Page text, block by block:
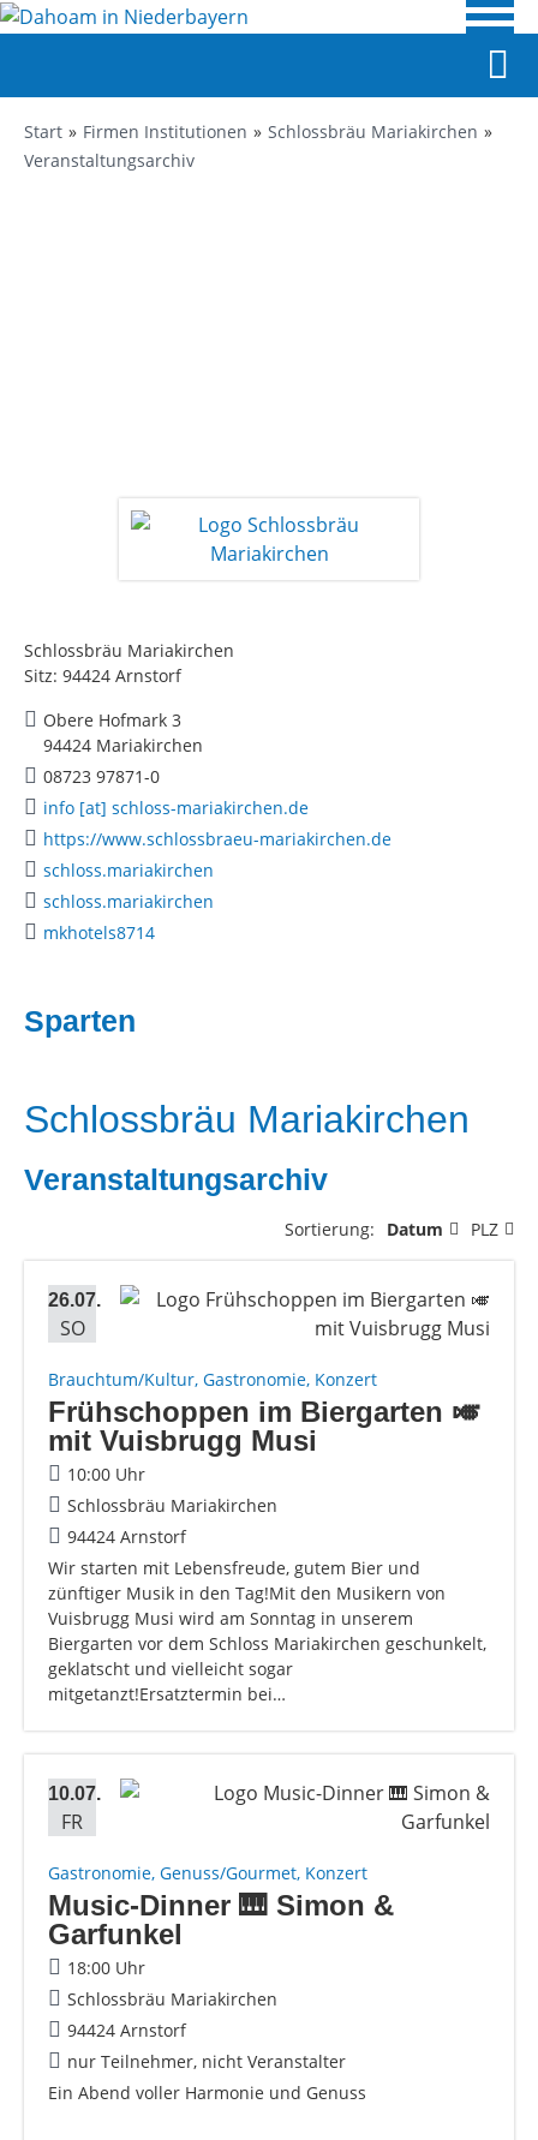
Start Firmen Institutionen
Schlossbräu Mariakirchen
Veranstaltungsarchiv
Schlossbräu Mariakirchen
Sitz: 94424 Arnstorf
Obere Hofmark 3
94424 Mariakirchen
08723 97871-0
info [at] schloss-mariakirchen.de
https://www.schlossbraeu-mariakirchen.de
schloss.mariakirchen
schloss.mariakirchen
mkhotels8714
Sparten
Schlossbräu Mariakirchen
Veranstaltungsarchiv
Sortierung: Datum PLZ
26.07.
SO
Brauchtum/Kultur, Gastronomie, Konzert
Frühschoppen im Biergarten 🎺
mit Vuisbrugg Musi
10:00 Uhr
Schlossbräu Mariakirchen
94424 Arnstorf
Wir starten mit Lebensfreude, gutem Bier und
zünftiger Musik in den Tag!Mit den Musikern von
Vuisbrugg Musi wird am Sonntag in unserem
Biergarten vor dem Schloss Mariakirchen geschunkelt,
geklatscht und vielleicht sogar
mitgetanzt!Ersatztermin bei…
10.07.
FR
Gastronomie, Genuss/Gourmet, Konzert
Music-Dinner 🎹 Simon &
Garfunkel
18:00 Uhr
Schlossbräu Mariakirchen
94424 Arnstorf
nur Teilnehmer, nicht Veranstalter
Ein Abend voller Harmonie und Genuss